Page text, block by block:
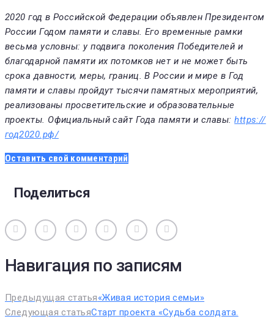
2020 год в Российской Федерации объявлен Президентом
России Годом памяти и славы. Его временные рамки
весьма условны: у подвига поколения Победителей и
благодарной памяти их потомков нет и не может быть
срока давности, меры, границ. В России и мире в Год
памяти и славы пройдут тысячи памятных мероприятий,
реализованы просветительские и образовательные
проекты. Официальный сайт Года памяти и славы:https://
год2020.рф/
Оставить свой комментарий
Поделиться
ВконтактеОдноклассники
FacebookTwitter Google+
Навигация по записям
Предыдущая статья«Живая история семьи»
Следующая статьяСтарт проекта «Судьба солдата.